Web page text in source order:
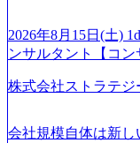
2026年8月15日(土)
ンサルタント【コン
株式会社ストラテ
会社規模自体は新